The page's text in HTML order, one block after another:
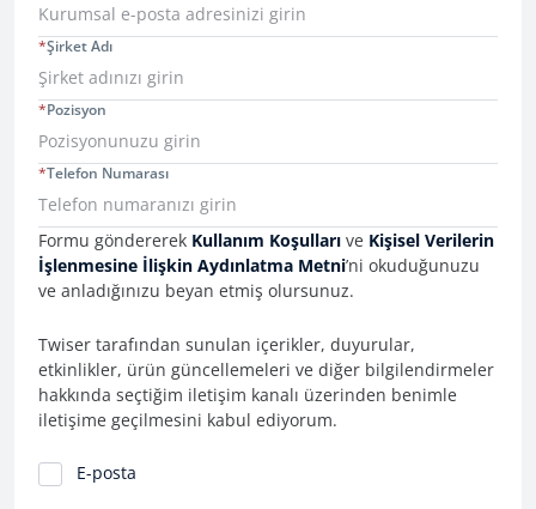
Şirket Adı
*
Pozisyon
*
Telefon Numarası
*
Consent Information
Formu göndererek Kullanım Koşulları ve Kişisel Verilerin
İşlenmesine İlişkin Aydınlatma Metni’ni okuduğunuzu
ve anladığınızu beyan etmiş olursunuz.
Twiser tarafından sunulan içerikler, duyurular,
etkinlikler, ürün güncellemeleri ve diğer bilgilendirmeler
hakkında seçtiğim iletişim kanalı üzerinden benimle
iletişime geçilmesini kabul ediyorum.
İletişim Tercihleri
E-posta